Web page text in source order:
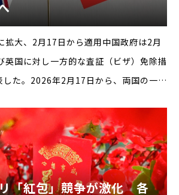
拡大、2月17日から適用中国政府は2月
英国に対し一方的な査証（ビザ）免除措
した。2026年2月17日から、両国の一般
在する場合、ビザ取得を免除
「紅包」競争が激化 各